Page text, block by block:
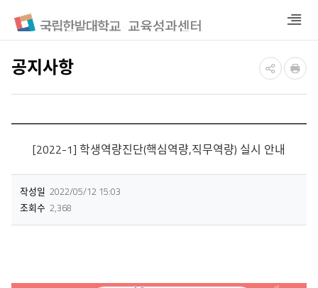
공지사항
[2022-1] 학생역량진단(핵심역량,직무역량) 실시 안내
작성일 2022/05/12 15:03
조회수 2,368